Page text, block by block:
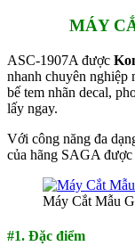
MÁY
ASC-1907A được
nhanh chuyên nghiệp
bế tem nhãn decal,
lấy ngay.
Với công năng đa
của hãng SAGA được
Máy Cắt Mẫu
#1. Đặc điểm